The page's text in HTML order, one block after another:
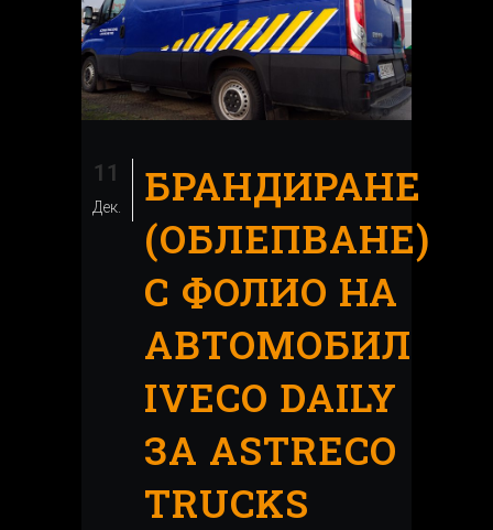
11
Дек.
БРАНДИРАНЕ
(ОБЛЕПВАНЕ)
С ФОЛИО НА
АВТОМОБИЛ
IVECO DAILY
ЗА ASTRECO
TRUCKS